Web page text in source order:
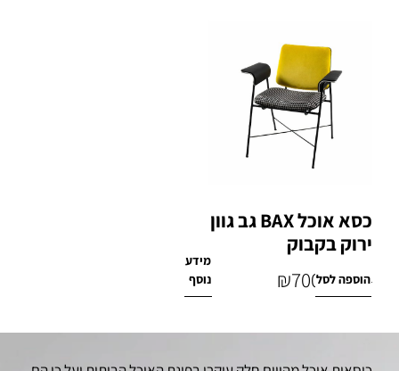
כסא אוכל BAX גב גוון
ירוק בקבוק
₪2,200
₪700הוספה לסל
מידע
נוסף